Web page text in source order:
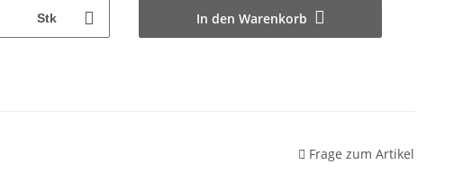
Stk In den Warenkorb
Frage zum Artikel